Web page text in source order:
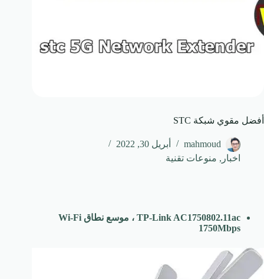
أفضل مقوي شبكة STC
mahmoud
أبريل 30, 2022
اخبار , منوعات تقنية
TP-Link AC1750802.11ac ، موسع نطاق Wi-Fi
1750Mbps